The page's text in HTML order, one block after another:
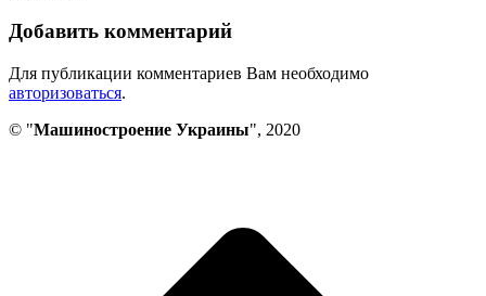
Добавить комментарий
Для публикации комментариев Вам необходимо
авторизоваться.
© "Машиностроение Украины", 2020